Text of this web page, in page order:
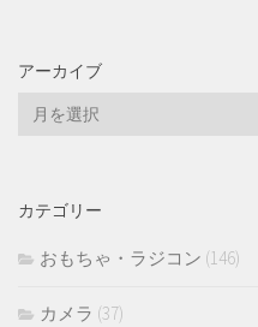
アーカイブ
ブ
カテゴリー
おもちゃ・ラジコン (146)
カメラ (37)